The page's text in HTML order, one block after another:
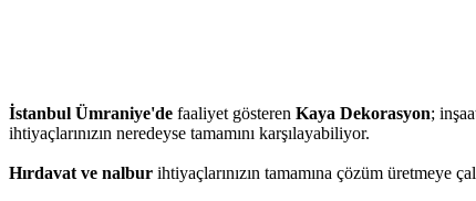
İstanbul Ümraniye'de faaliyet gösteren Kaya Dekorasyon;
ihtiyaçlarınızın neredeyse tamamını karşılayabiliyor.
Hırdavat ve nalbur ihtiyaçlarınızın tamamına çözüm üretmeye